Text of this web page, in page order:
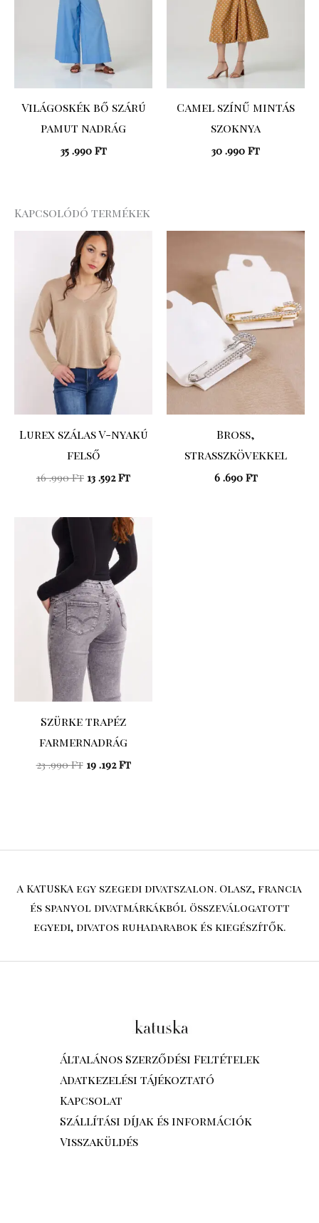
Világoskék bő szárú
pamut nadrág
35 .990 Ft
Camel színű mintás
szoknya
30 .990 Ft
Kapcsolódó termékek
Lurex szálas V-nyakú
felső
16 .990Ft
Original
price
was:
16
.990 Ft.
13 .592Ft
Bross,
strasszkövekkel
6 .690 Ft
Szürke trapéz
farmernadrág
23 .990Ft
Original
price
.990 Ft.
19 .192Ft
Current
price
is:
19
.192 Ft.
A KATUSKA egy szegedi divatszalon. Olasz, francia
és spanyol divatmárkákból összeválogatott
egyedi, divatos ruhadarabok és kiegészítők.
Általános Szerződési Feltételek
Adatkezelési tájékoztató
Kapcsolat
Szállítási díjak és információk
Visszaküldés